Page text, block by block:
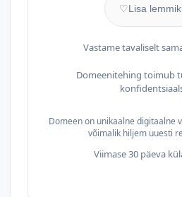
♡Lisa
Vastame tavaliselt
Domeenitehing toimub
Domeen on unikaalne digitaalne
võimalik hiljem uuesti
Viimase 30 päeva